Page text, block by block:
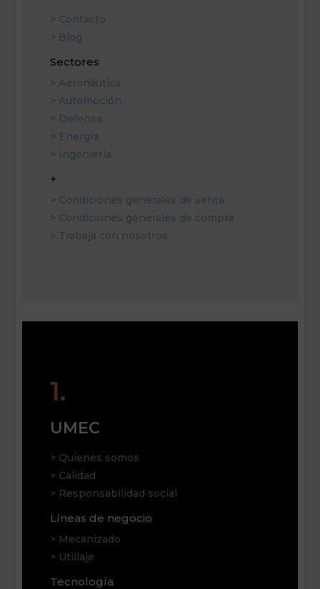
> Contacto
> Blog
Sectores
> Aeronáutica
> Automoción
> Defensa
> Energía
> Ingeniería
+
> Condiciones generales de venta
> Condiciones generales de compra
> Trabaja con nosotros
1.
UMEC
> Quienes somos
> Calidad
> Responsabilidad social
Líneas de negocio
> Mecanizado
> Utillaje
Tecnología